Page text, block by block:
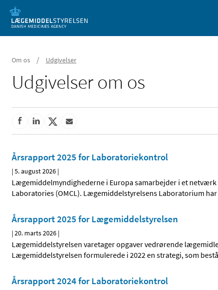
Mobil visning
Om os / Udgivelser
Udgivelser om os
Årsrapport 2025 for Laboratoriekontrol
|5. august 2026 |
Lægemiddelmyndighederne i Europa samarbejder i et
Laboratories (OMCL). Lægemiddelstyrelsens Laboratorium
Årsrapport 2025 for Lægemiddelstyrelsen
|20. marts 2026 |
Lægemiddelstyrelsen varetager opgaver vedrørende
Lægemiddelstyrelsen formulerede i 2022 en strategi, som
Årsrapport 2024 for Laboratoriekontrol